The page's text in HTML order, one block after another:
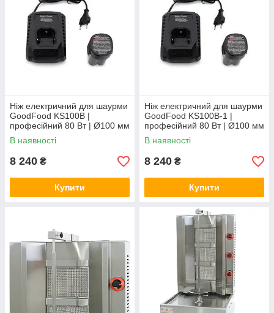
Ніж електричний для шаурми
GoodFood KS100B |
професійний 80 Вт | Ø100 мм
В наявності
8 240 ₴
Купити
Ніж електричний для шаурми
GoodFood KS100B-1 |
професійний 80 Вт | Ø100 мм
В наявності
8 240 ₴
Купити